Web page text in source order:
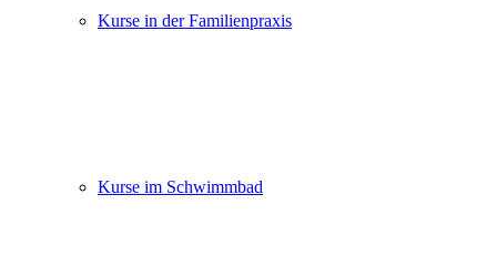
Kurse in der Familienpraxis
Kurse im Schwimmbad